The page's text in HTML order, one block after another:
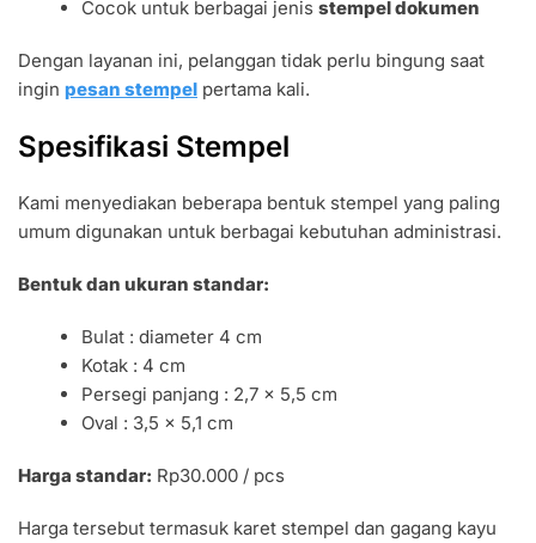
Cocok untuk berbagai jenisstempel dokumen
Dengan layanan ini, pelanggan tidak perlu bingung saat
ingin pesan stempel pertama kali.
Spesifikasi Stempel
Kami menyediakan beberapa bentuk stempel yang paling
umum digunakan untuk berbagai kebutuhan administrasi.
Bentuk dan ukuran standar:
Bulat : diameter 4 cm
Kotak : 4 cm
Persegi panjang : 2,7 × 5,5 cm
Oval : 3,5 × 5,1 cm
Harga standar: Rp30.000 / pcs
Harga tersebut termasuk karet stempel dan gagang kayu